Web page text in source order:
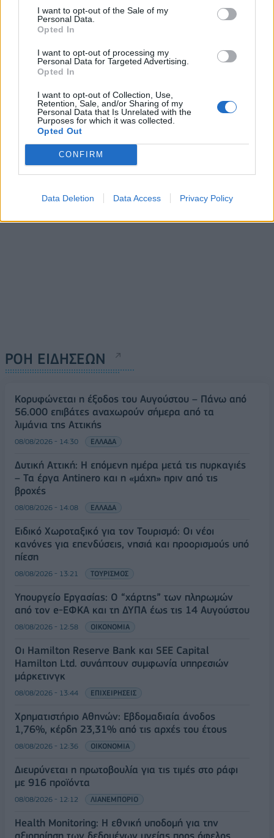
I want to opt-out of the Sale of my
Personal Data.
Opted In
I want to opt-out of processing my
Personal Data for Targeted Advertising.
Opted In
I want to opt-out of Collection, Use,
Retention, Sale, and/or Sharing of my
Personal Data that Is Unrelated with the
Purposes for which it was collected.
Opted Out
CONFIRM
Data Deletion Data Access Privacy Policy
Papoutsanis: Στόχος η
εδραίωση στα προϊόντα
του κλάδου των
ξενοδοχείων
07/12/2022 - 09:10
Αγρίεψε ο Βασίλης
Αποστολόπουλος:
Προσφυγή στα δικαστήρια
πλειοψηφία στο Ερρίκος
07/12/2022 - 09:28
ΡΟΗ ΕΙΔΗΣΕΩΝ
Κορυφώνεται η έξοδος του Αυγούστου – Πάνω από
56.000 επιβάτες αναχωρούν σήμερα από τα
λιμάνια της Αττικής
08/08/2026 - 14:30 ΕΛΛΑΔΑ
Δυτική Αττική: Η επόμενη ημέρα μετά τις πυρκαγιές
– Τα έργα Antinero και η «μάχη» πριν από τις
βροχές
08/08/2026 - 14:08 ΕΛΛΑΔΑ
Ειδικό Χωροταξικό για τον Τουρισμό: Οι νέοι
κανόνες για επενδύσεις, νησιά και προορισμούς υπό
πίεση
08/08/2026 - 13:21 ΤΟΥΡΙΣΜΟΣ
Υπουργείο Εργασίας: Ο “χάρτης” των πληρωμών
από τον e-ΕΦΚΑ και τη ΔΥΠΑ έως τις 14 Αυγούστου
08/08/2026 - 12:58 ΟΙΚΟΝΟΜΙΑ
Οι Hamilton Reserve Bank και SEE Capital
Hamilton Ltd. συνάπτουν συμφωνία υπηρεσιών
μάρκετινγκ
08/08/2026 - 13:44 ΕΠΙΧΕΙΡΗΣΕΙΣ
Χρηματιστήριο Αθηνών: Εβδομαδιαία άνοδος
1,76%, κέρδη 23,31% από τις αρχές του έτους
08/08/2026 - 12:36 ΟΙΚΟΝΟΜΙΑ
Διευρύνεται η πρωτοβουλία για τις τιμές στο ράφι
με 916 προϊόντα
08/08/2026 - 12:12 ΛΙΑΝΕΜΠΟΡΙΟ
Health Monitoring: Η εθνική υποδομή για την